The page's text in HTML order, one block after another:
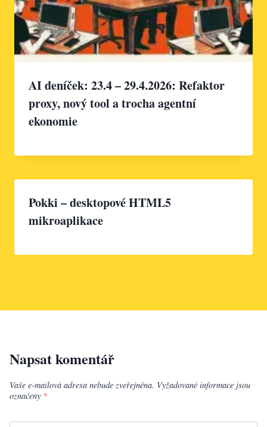
AI deníček: 23.4 – 29.4.2026: Refaktor
proxy, nový tool a trocha agentní
ekonomie
Pokki – desktopové HTML5
mikroaplikace
Napsat komentář
Vaše e-mailová adresa nebude zveřejněna. Vyžadované informace jsou
označeny *